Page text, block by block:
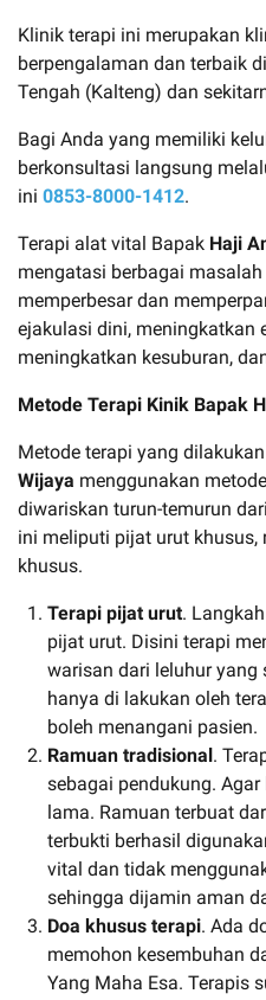
Klinik terapi ini merupakan
berpengalaman dan terbaik
Tengah (Kalteng) dan
Bagi Anda yang memiliki
berkonsultasi langsung
ini 0853-8000-1412.
Terapi alat vital Bapak Haji
mengatasi berbagai
memperbesar dan
ejakulasi dini, meningkatkan
meningkatkan kesuburan,
Metode Terapi Kinik Bapak
Metode terapi yang
Wijaya menggunakan
diwariskan turun-temurun
ini meliputi pijat urut khusus,
khusus.
Terapi pijat urut.
pijat urut. Disini terapi
warisan dari leluhur
hanya di lakukan oleh
boleh menangani pasien.
Ramuan tradisional.
sebagai pendukung.
lama. Ramuan terbuat
terbukti berhasil
vital dan tidak
sehingga dijamin aman
Doa khusus terapi. Ada
memohon kesembuhan
Yang Maha Esa. Terapis